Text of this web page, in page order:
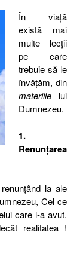
În viaţă
există mai
multe lecţii
pe care
trebuie să le
învăţăm, din
materiilelui
Dumnezeu.
1.
Renunţarea
la ale
Cel ce
care l-a avut.
realitatea !